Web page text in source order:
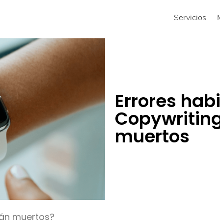
Servicios
Errores
muertos
muertos?